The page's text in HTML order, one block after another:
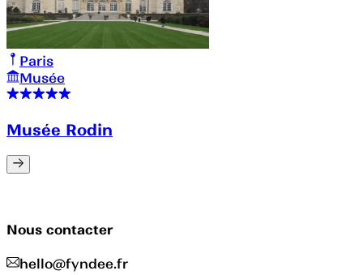
Paris
Musée
Musée Rodin
Nous contacter
hello@fyndee.fr